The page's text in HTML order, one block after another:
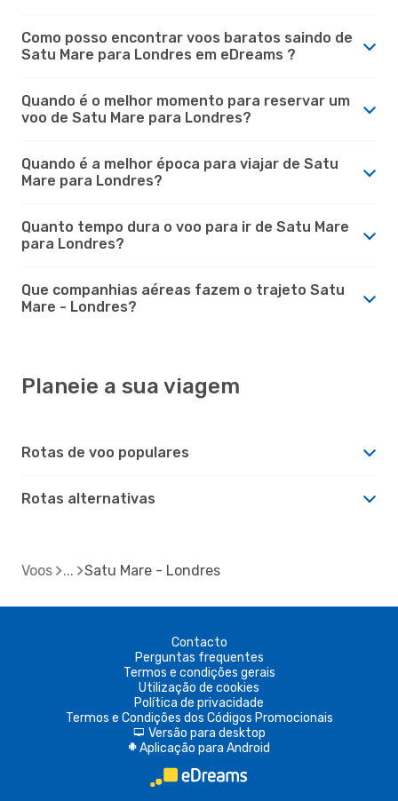
Como posso encontrar voos baratos saindo de
Satu Mare para Londres em eDreams ?
Quando é o melhor momento para reservar um
voo de Satu Mare para Londres?
Quando é a melhor época para viajar de Satu
Mare para Londres?
Quanto tempo dura o voo para ir de Satu Mare
para Londres?
Que companhias aéreas fazem o trajeto Satu
Mare - Londres?
Planeie a sua viagem
Rotas de voo populares
Rotas alternativas
Voos Satu Mare - Londres
Contacto
Perguntas frequentes
Termos e condições gerais
Utilização de cookies
Política de privacidade
Termos e Condições dos Códigos Promocionais
d Versão para desktop
A Aplicação para Android